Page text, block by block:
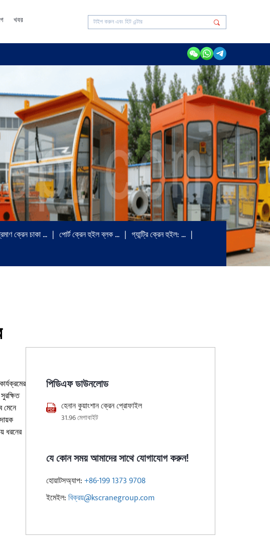
খবর
ক্রেন চাকা … পোর্ট ক্রেন হুইল ব্লক …
গ্যান্ট্রি ক্রেন হুইল: …
মেনে
ধরনের
পিডিএফ ডাউনলোড
হেনান কুয়াংশান ক্রেন প্রোফাইল
31.96 মেগাবাইট
যে কোন সময় আমাদের সাথে যোগাযোগ করুন!
হোয়াটসঅ্যাপ:+86-199 1373 9708
ইমেইল:বিক্রয়@kscranegroup.com